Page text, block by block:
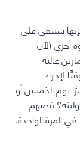
ستبقى على
أخرى (لأن
عالية
لإجراء
يوم الخميس أو
ولينة؟ قصهم